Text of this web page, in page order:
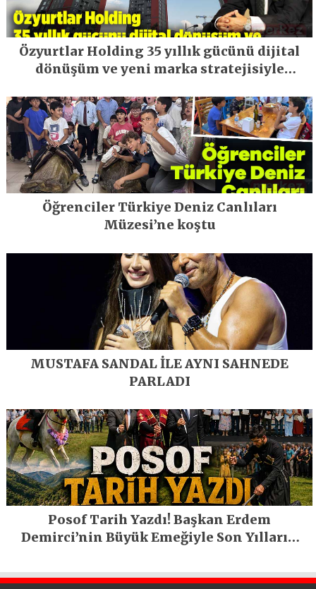
Özyurtlar Holding 35 yıllık gücünü dijital
dönüşüm ve yeni marka stratejisiyle
Öğrenciler Türkiye Deniz Canlıları
Müzesi’ne koştu
MUSTAFA SANDAL İLE AYNI SAHNEDE
PARLADI
Posof Tarih Yazdı! Başkan Erdem
Demirci’nin Büyük Emeğiyle Son Yılların